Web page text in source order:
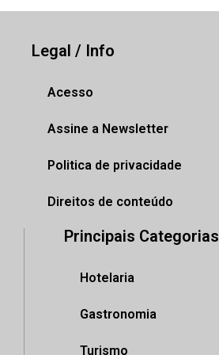
Legal / Info
Acesso
Assine a Newsletter
Politica de privacidade
Direitos de conteúdo
Principais Categorias
Hotelaria
Gastronomia
Turismo